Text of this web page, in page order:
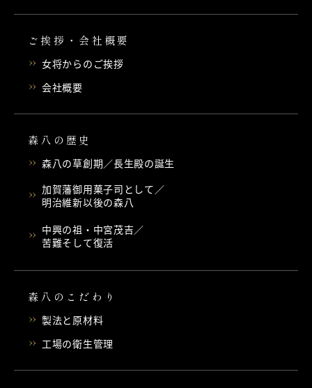
ご挨拶・会社概要
女将からのご挨拶
会社概要
森八の歴史
森八の草創期／長生殿の誕生
加賀藩御用菓子司として／
明治維新以後の森八
中興の祖・中宮茂吉／
苦難そして復活
森八のこだわり
製法と原材料
工場の衛生管理